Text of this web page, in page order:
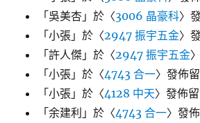
「吳美杏 」於〈3006 晶豪科〉
「小張 」於〈2947 振宇五金〉
「許人傑 」於〈2947 振宇五金
「小張 」於〈4743 合一〉發佈
「小張 」於〈4128 中天〉發佈
「余建利 」於〈4743 合一〉發